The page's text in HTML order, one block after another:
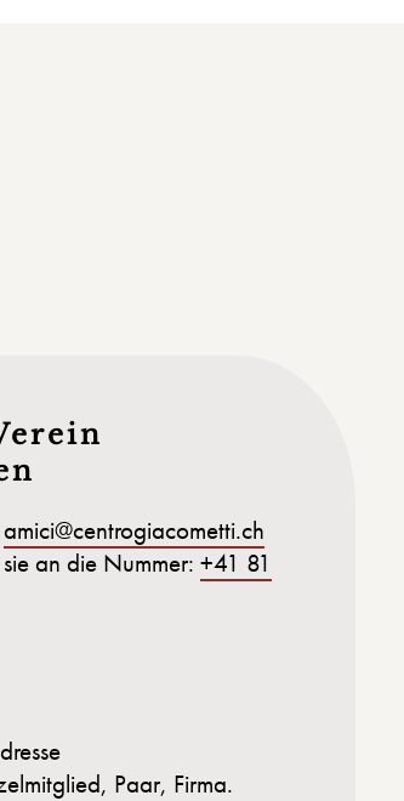
amici@centrogiacometti.ch
an die Nummer:+41 81
Paar, Firma.